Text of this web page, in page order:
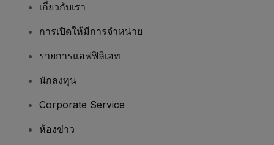
เกี่ยวกับเรา
การเปิดให้มีการจำหน่าย
รายการแอฟฟิลิเอท
นักลงทุน
Corporate Service
ห้องข่าว